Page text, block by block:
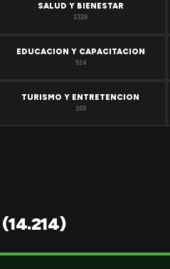
SALUD Y BIENESTAR
1320
EDUCACION Y CAPACITACION
514
TURISMO Y ENTRETENCION
165